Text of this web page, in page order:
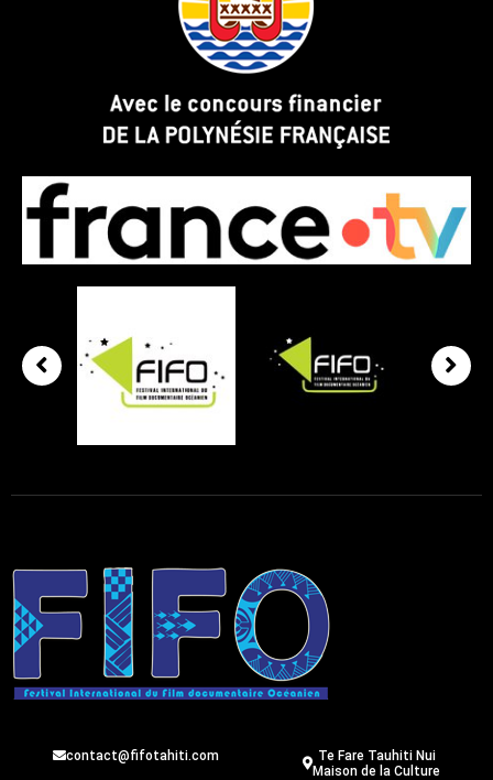
contact@fifotahiti.com
Te Fare Tauhiti Nui
Maison de la Culture